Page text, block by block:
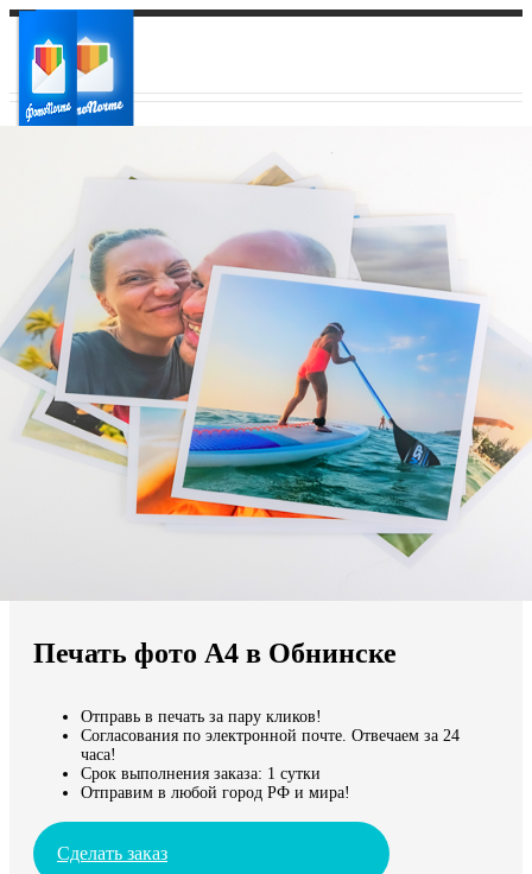
Ваш регион доставки
Выберите из списка:
Мы доставляем по всему миру
Продолжить без города
Печать фото А4 в Обнинске
Отправь в печать за пару кликов!
Согласования по электронной почте. Отвечаем за 24
часа!
Срок выполнения заказа: 1 сутки
Отправим в любой город РФ и мира!
Сделать заказ